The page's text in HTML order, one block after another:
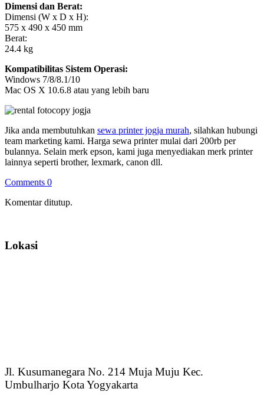
Dimensi dan Berat:
Dimensi (W x D x H):
575 x 490 x 450 mm
Berat:
24.4 kg
Kompatibilitas Sistem Operasi:
Windows 7/8/8.1/10
Mac OS X 10.6.8 atau yang lebih baru
Jika anda membutuhkan sewa printer jogja murah, silahkan hubungi
team marketing kami. Harga sewa printer mulai dari 200rb per
bulannya. Selain merk epson, kami juga menyediakan merk printer
lainnya seperti brother, lexmark, canon dll.
Comments 0
Komentar ditutup.
Lokasi
Jl. Kusumanegara No. 214 Muja Muju Kec.
Umbulharjo Kota Yogyakarta